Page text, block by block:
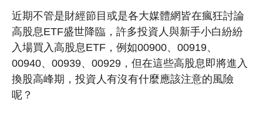
近期不管是財經節目或是各大媒體網皆在瘋狂討論
高股息ETF盛世降臨，許多投資人與新手小白紛紛
入場買入高股息ETF，例如00900、00919、
00940、00939、00929，但在這些高股息即將進入
換股高峰期，投資人有沒有什麼應該注意的風險
呢？